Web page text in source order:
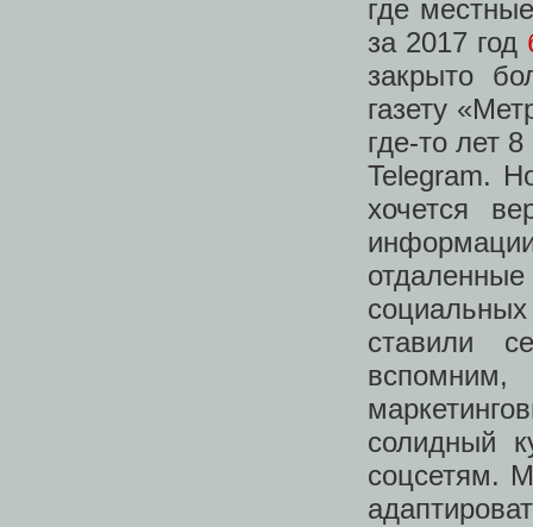
где
за 2017 год
закрыто
газету
где-то лет
Telegram.
хочется
ставили
солидный
соцсетям.